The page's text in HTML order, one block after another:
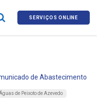
SERVIÇOS ONLINE
de Abastecimento
de Peixoto de Azevedo